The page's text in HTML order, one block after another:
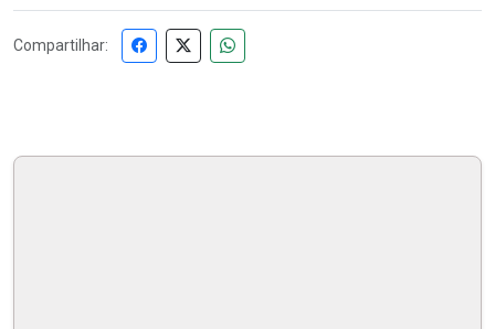
Compartilhar: